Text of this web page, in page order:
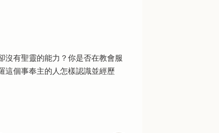
沒有聖靈的能力？你是否在教會服
這個事奉主的人怎樣認識並經歷